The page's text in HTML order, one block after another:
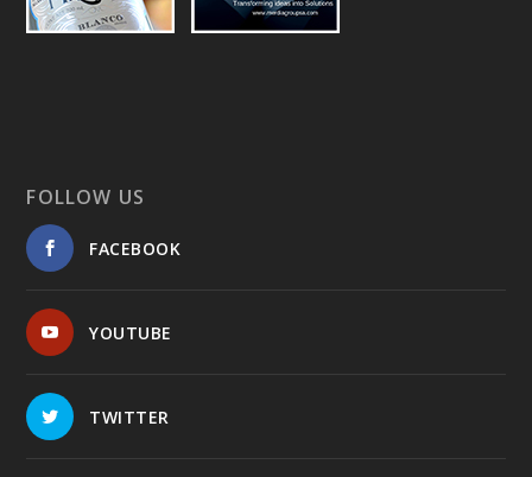
FOLLOW US
FACEBOOK
YOUTUBE
TWITTER